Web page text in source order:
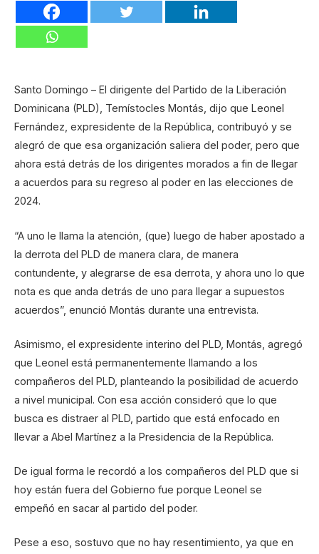
Santo Domingo – El dirigente del Partido de la Liberación
Dominicana (PLD), Temístocles Montás, dijo que Leonel
Fernández, expresidente de la República, contribuyó y se
alegró de que esa organización saliera del poder, pero que
ahora está detrás de los dirigentes morados a fin de llegar
a acuerdos para su regreso al poder en las elecciones de
2024.
“A uno le llama la atención, (que) luego de haber apostado a
la derrota del PLD de manera clara, de manera
contundente, y alegrarse de esa derrota, y ahora uno lo que
nota es que anda detrás de uno para llegar a supuestos
acuerdos”, enunció Montás durante una entrevista.
Asimismo, el expresidente interino del PLD, Montás, agregó
que Leonel está permanentemente llamando a los
compañeros del PLD, planteando la posibilidad de acuerdo
a nivel municipal. Con esa acción consideró que lo que
busca es distraer al PLD, partido que está enfocado en
llevar a Abel Martínez a la Presidencia de la República.
De igual forma le recordó a los compañeros del PLD que si
hoy están fuera del Gobierno fue porque Leonel se
empeñó en sacar al partido del poder.
Pese a eso, sostuvo que no hay resentimiento, ya que en